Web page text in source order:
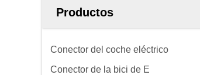
Productos
Conector del coche eléctrico
Conector de la bici de E